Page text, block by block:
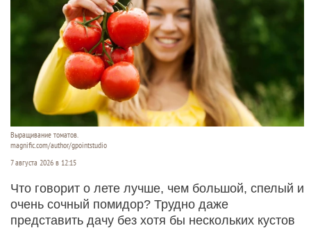
Выращивание томатов.
magnific.com/author/gpointstudio
7 августа 2026 в 12:15
Что говорит о лете лучше, чем большой, спелый и
очень сочный помидор? Трудно даже
представить дачу без хотя бы нескольких кустов